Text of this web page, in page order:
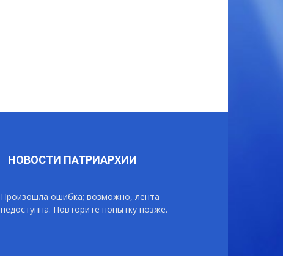
НОВОСТИ ПАТРИАРХИИ
Произошла ошибка; возможно, лента
недоступна. Повторите попытку позже.